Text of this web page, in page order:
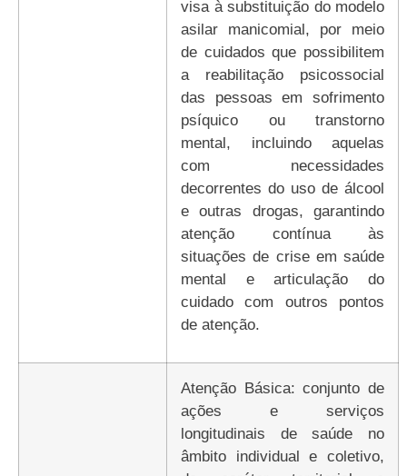
visa à substituição do modelo
asilar manicomial, por meio
de cuidados que possibilitem
a reabilitação psicossocial
das pessoas em sofrimento
psíquico ou transtorno
mental, incluindo aquelas
com necessidades
decorrentes do uso de álcool
e outras drogas, garantindo
atenção contínua às
situações de crise em saúde
mental e articulação do
cuidado com outros pontos
de atenção.
Atenção Básica: conjunto de
ações e serviços
longitudinais de saúde no
âmbito individual e coletivo,